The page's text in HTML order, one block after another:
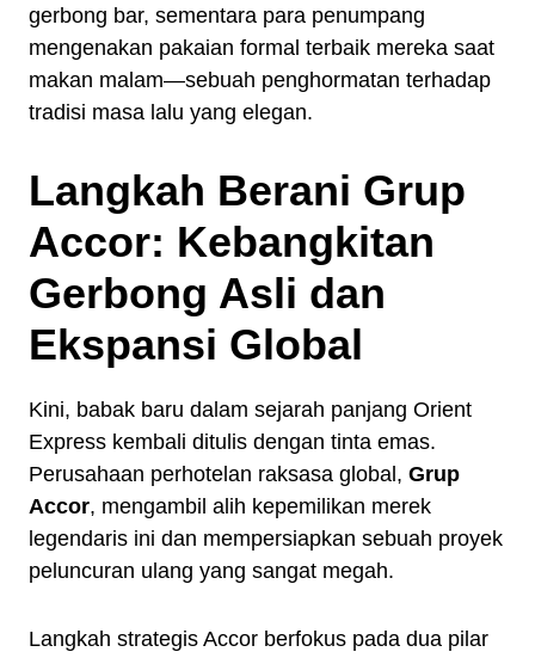
gerbong bar, sementara para penumpang
mengenakan pakaian formal terbaik mereka saat
makan malam—sebuah penghormatan terhadap
tradisi masa lalu yang elegan.
Langkah Berani Grup
Accor: Kebangkitan
Gerbong Asli dan
Ekspansi Global
Kini, babak baru dalam sejarah panjang Orient
Express kembali ditulis dengan tinta emas.
Perusahaan perhotelan raksasa global, Grup
Accor, mengambil alih kepemilikan merek
legendaris ini dan mempersiapkan sebuah proyek
peluncuran ulang yang sangat megah.
Langkah strategis Accor berfokus pada dua pilar